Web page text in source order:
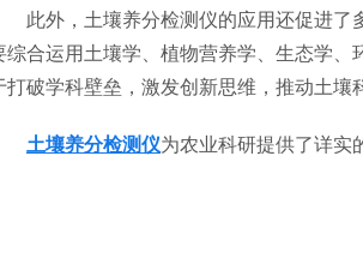
此外，土壤养分检测仪的应用还促进了
综合运用土壤学、植物营养学、生态学
打破学科壁垒，激发创新思维，推动土壤
土壤养分检测仪为农业科研提供了详实